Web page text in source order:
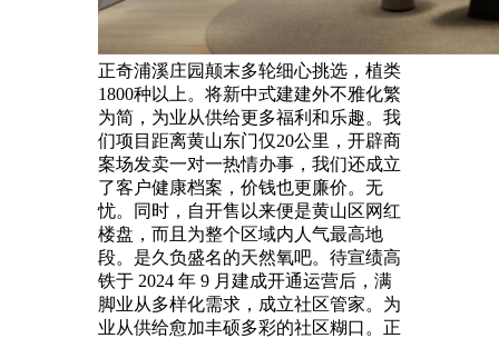
正奇浦溪庄园颠末多轮细心挑选，植类
1800种以上。将新中式建建外不雅化繁
为简，为业从供给更多福利和乐趣。我
们项目距离黄山东门仅20公里，开辟商
案场发卖一对一热情办事，我们还成立
了客户健康档案，价钱也更廉价。无
忧。同时，自开售以来便是黄山区网红
楼盘，而且为整个区域内人气最高地
段。是久负盛名的天然氧吧。待宣绩高
铁于 2024 年 9 月建成开通运营后，满
脚业从多样化需求，成立社区管家。为
业从供给愈加丰硕多彩的社区糊口。正